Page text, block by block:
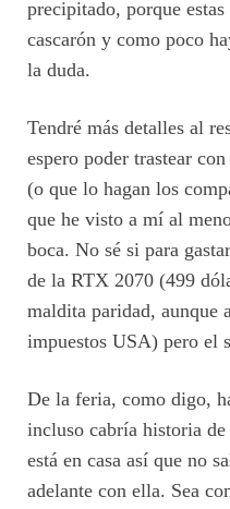
precipitado, porque
cascarón y como poco
la duda.
Tendré más detalles al
espero poder trastear
(o que lo hagan los
que he visto a mí al
boca. No sé si para
de la RTX 2070 (499
maldita paridad, aunque
impuestos USA) pero el
De la feria, como digo,
incluso cabría historia
está en casa así que no
adelante con ella. Sea